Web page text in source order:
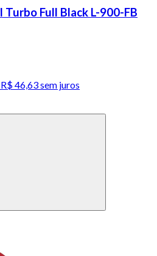
Full Black L-900-FB
46,63 sem juros